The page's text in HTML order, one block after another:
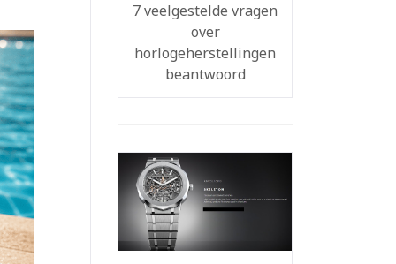
7 veelgestelde vragen
over
horlogeherstellingen
beantwoord